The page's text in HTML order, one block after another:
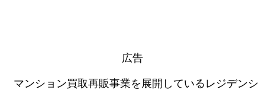
広告
マンション買取再販事業を展開しているレジデンシ